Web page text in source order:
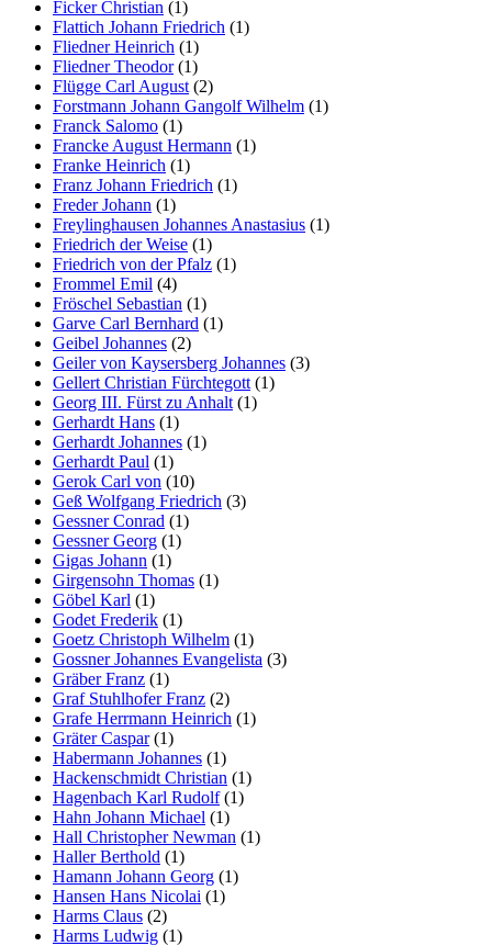
Ficker Christian (1)
Flattich Johann Friedrich (1)
Fliedner Heinrich (1)
Fliedner Theodor(1)
Flügge Carl August (2)
Forstmann Johann Gangolf Wilhelm (1)
Franck Salomo (1)
Francke August Hermann (1)
Franke Heinrich (1)
Franz Johann Friedrich (1)
Freder Johann (1)
Freylinghausen Johannes Anastasius (1)
Friedrich der Weise (1)
Friedrich von der Pfalz (1)
Frommel Emil (4)
Fröschel Sebastian (1)
Garve Carl Bernhard (1)
Geibel Johannes (2)
Geiler von Kaysersberg Johannes (3)
Gellert Christian Fürchtegott (1)
Georg III. Fürst zu Anhalt (1)
Gerhardt Hans (1)
Gerhardt Johannes (1)
Gerhardt Paul (1)
Gerok Carl von (10)
Geß Wolfgang Friedrich (3)
Gessner Conrad (1)
Gessner Georg (1)
Gigas Johann (1)
Girgensohn Thomas (1)
Göbel Karl (1)
Godet Frederik (1)
Goetz Christoph Wilhelm (1)
Gossner Johannes Evangelista (3)
Gräber Franz (1)
Graf Stuhlhofer Franz (2)
Grafe Herrmann Heinrich (1)
Gräter Caspar(1)
Habermann Johannes (1)
Hackenschmidt Christian (1)
Hagenbach Karl Rudolf(1)
Hahn Johann Michael (1)
Hall Christopher Newman (1)
Haller Berthold (1)
Hamann Johann Georg (1)
Hansen Hans Nicolai (1)
Harms Claus (2)
Harms Ludwig (1)